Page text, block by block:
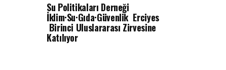
Su Politikaları Derneği
İklim·Su·Gıda·Güvenlik Erciyes
Birinci Uluslararası Zirvesine
Katılıyor